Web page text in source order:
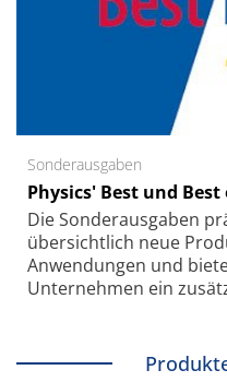
Sonderausgaben
Physics' Best und Best
Die Sonder­ausgaben
übersichtlich neue
Anwendungen und
Unternehmen ein